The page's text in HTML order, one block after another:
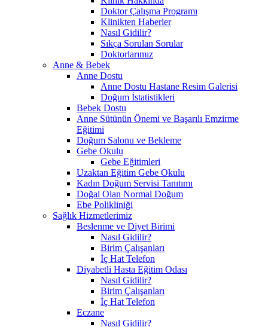
Doktor Çalışma Programı
Klinikten Haberler
Nasıl Gidilir?
Sıkça Sorulan Sorular
Doktorlarımız
Anne & Bebek
Anne Dostu
Anne Dostu Hastane Resim Galerisi
Doğum İstatistikleri
Bebek Dostu
Anne Sütünün Önemi ve Başarılı Emzirme
Eğitimi
Doğum Salonu ve Bekleme
Gebe Okulu
Gebe Eğitimleri
Uzaktan Eğitim Gebe Okulu
Kadın Doğum Servisi Tanıtımı
Doğal Olan Normal Doğum
Ebe Polikliniği
Sağlık Hizmetlerimiz
Beslenme ve Diyet Birimi
Nasıl Gidilir?
Birim Çalışanları
İç Hat Telefon
Diyabetli Hasta Eğitim Odası
Nasıl Gidilir?
Birim Çalışanları
İç Hat Telefon
Eczane
Nasıl Gidilir?